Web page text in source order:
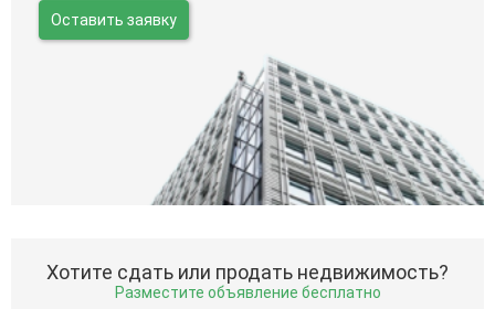
Оставить заявку
Хотите сдать или продать недвижимость?
Разместите объявление бесплатно